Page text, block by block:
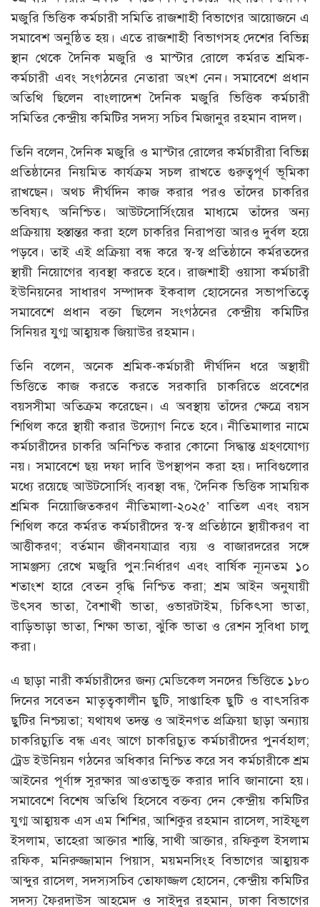
মজুরি ভিত্তিক কর্মচারী সমিতি রাজশাহী বিভাগের আয়োজনে এ
সমাবেশ অনুষ্ঠিত হয়। এতে রাজশাহী বিভাগসহ দেশের বিভিন্ন
স্থান থেকে দৈনিক মজুরি ও মাস্টার রোলে কর্মরত শ্রমিক-
কর্মচারী এবং সংগঠনের নেতারা অংশ নেন। সমাবেশে প্রধান
অতিথি ছিলেন বাংলাদেশ দৈনিক মজুরি ভিত্তিক কর্মচারী
সমিতির কেন্দ্রীয় কমিটির সদস্য সচিব মিজানুর রহমান বাদল।
তিনি বলেন, দৈনিক মজুরি ও মাস্টার রোলের কর্মচারীরা বিভিন্ন
প্রতিষ্ঠানের নিয়মিত কার্যক্রম সচল রাখতে গুরুত্বপূর্ণ ভূমিকা
রাখছেন। অথচ দীর্ঘদিন কাজ করার পরও তাঁদের চাকরির
ভবিষ্যৎ অনিশ্চিত। আউটসোর্সিংয়ের মাধ্যমে তাঁদের অন্য
প্রক্রিয়ায় হস্তান্তর করা হলে চাকরির নিরাপত্তা আরও দুর্বল হয়ে
পড়বে। তাই এই প্রক্রিয়া বন্ধ করে স্ব-স্ব প্রতিষ্ঠানে কর্মরতদের
স্থায়ী নিয়োগের ব্যবস্থা করতে হবে। রাজশাহী ওয়াসা কর্মচারী
ইউনিয়নের সাধারণ সম্পাদক ইকবাল হোসেনের সভাপতিত্বে
সমাবেশে প্রধান বক্তা ছিলেন সংগঠনের কেন্দ্রীয় কমিটির
সিনিয়র যুগ্ম আহ্বায়ক জিয়াউর রহমান।
তিনি বলেন, অনেক শ্রমিক-কর্মচারী দীর্ঘদিন ধরে অস্থায়ী
ভিত্তিতে কাজ করতে করতে সরকারি চাকরিতে প্রবেশের
বয়সসীমা অতিক্রম করেছেন। এ অবস্থায় তাঁদের ক্ষেত্রে বয়স
শিথিল করে স্থায়ী করার উদ্যোগ নিতে হবে। নীতিমালার নামে
কর্মচারীদের চাকরি অনিশ্চিত করার কোনো সিদ্ধান্ত গ্রহণযোগ্য
নয়। সমাবেশে ছয় দফা দাবি উপস্থাপন করা হয়। দাবিগুলোর
মধ্যে রয়েছে আউটসোর্সিং ব্যবস্থা বন্ধ, ‘দৈনিক ভিত্তিক সাময়িক
শ্রমিক নিয়োজিতকরণ নীতিমালা-২০২৫’ বাতিল এবং বয়স
শিথিল করে কর্মরত কর্মচারীদের স্ব-স্ব প্রতিষ্ঠানে স্থায়ীকরণ বা
আত্তীকরণ; বর্তমান জীবনযাত্রার ব্যয় ও বাজারদরের সঙ্গে
সামঞ্জস্য রেখে মজুরি পুন:নির্ধারণ এবং বার্ষিক ন্যূনতম ১০
শতাংশ হারে বেতন বৃদ্ধি নিশ্চিত করা; শ্রম আইন অনুযায়ী
উৎসব ভাতা, বৈশাখী ভাতা, ওভারটাইম, চিকিৎসা ভাতা,
বাড়িভাড়া ভাতা, শিক্ষা ভাতা, ঝুঁকি ভাতা ও রেশন সুবিধা চালু
করা।
এ ছাড়া নারী কর্মচারীদের জন্য মেডিকেল সনদের ভিত্তিতে ১৮০
দিনের সবেতন মাতৃত্বকালীন ছুটি, সাপ্তাহিক ছুটি ও বাৎসরিক
ছুটির নিশ্চয়তা; যথাযথ তদন্ত ও আইনগত প্রক্রিয়া ছাড়া অন্যায়
চাকরিচ্যুতি বন্ধ এবং আগে চাকরিচ্যুত কর্মচারীদের পুনর্বহাল;
ট্রেড ইউনিয়ন গঠনের অধিকার নিশ্চিত করে সব কর্মচারীকে শ্রম
আইনের পূর্ণাঙ্গ সুরক্ষার আওতাভুক্ত করার দাবি জানানো হয়।
সমাবেশে বিশেষ অতিথি হিসেবে বক্তব্য দেন কেন্দ্রীয় কমিটির
যুগ্ম আহ্বায়ক এস এম শিশির, আশিকুর রহমান রাসেল, সাইফুল
ইসলাম, তাহেরা আক্তার শান্তি, সাথী আক্তার, রফিকুল ইসলাম
রফিক, মনিরুজ্জামান পিয়াস, ময়মনসিংহ বিভাগের আহ্বায়ক
আব্দুর রাসেল, সদস্যসচিব তোফাজ্জল হোসেন, কেন্দ্রীয় কমিটির
সদস্য ফৈরদাউস আহমেদ ও সাইদুর রহমান, ঢাকা বিভাগের